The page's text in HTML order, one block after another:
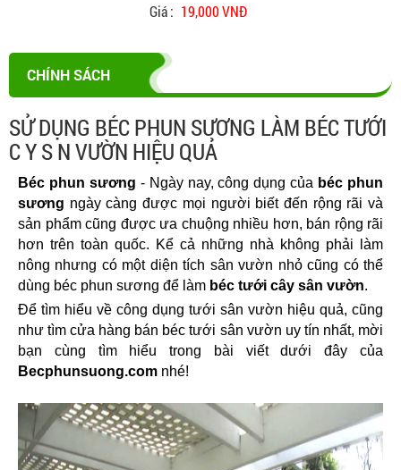
Giá : 19,000 VNĐ
CHÍNH SÁCH
SỬ DỤNG BÉC PHUN SƯƠNG LÀM BÉC TƯỚI
C Y S N VƯỜN HIỆU QUẢ
Béc phun sương - Ngày nay, công dụng của béc phun
sương ngày càng được mọi người biết đến rộng rãi và
sản phẩm cũng được ưa chuộng nhiều hơn, bán rộng rãi
hơn trên toàn quốc. Kể cả những nhà không phải làm
nông nhưng có một diện tích sân vườn nhỏ cũng có thể
dùng béc phun sương để làm béc tưới cây sân vườn.
Để tìm hiểu về công dụng tưới sân vườn hiệu quả, cũng
như tìm cửa hàng bán béc tưới sân vườn uy tín nhất, mời
Becphunsuong.com nhé!